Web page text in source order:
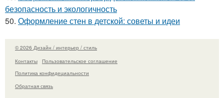
безопасность и экологичность
50. Оформление стен в детской: советы и идеи
© 2026 Дизайн / интерьер / стиль
Контакты
Пользовательское соглашение
Политика конфидециальности
Обратная связь